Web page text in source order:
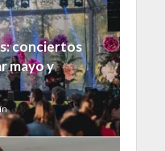
conciertos
mayo y